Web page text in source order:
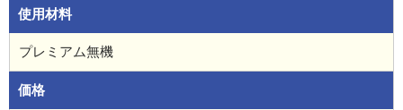
使用材料
プレミアム無機
価格